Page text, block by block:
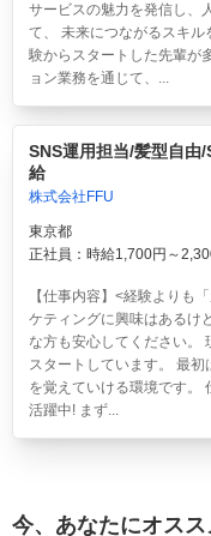
サービスの魅力を発信し、
て、 未来につながるスキ
験からスタートした先輩が
ョン業務を通じて、...
SNS運用担当/髪型自由
給
株式会社FFU
東京都
正社員：時給1,700円～
【仕事内容】<経験よりも
ケティングに興味はあるけ
な方も安心してください。
スタートしています。 最
を覚えていける環境です。
活躍中! まず...
今、あなたにオスス